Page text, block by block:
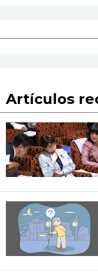
Artículos